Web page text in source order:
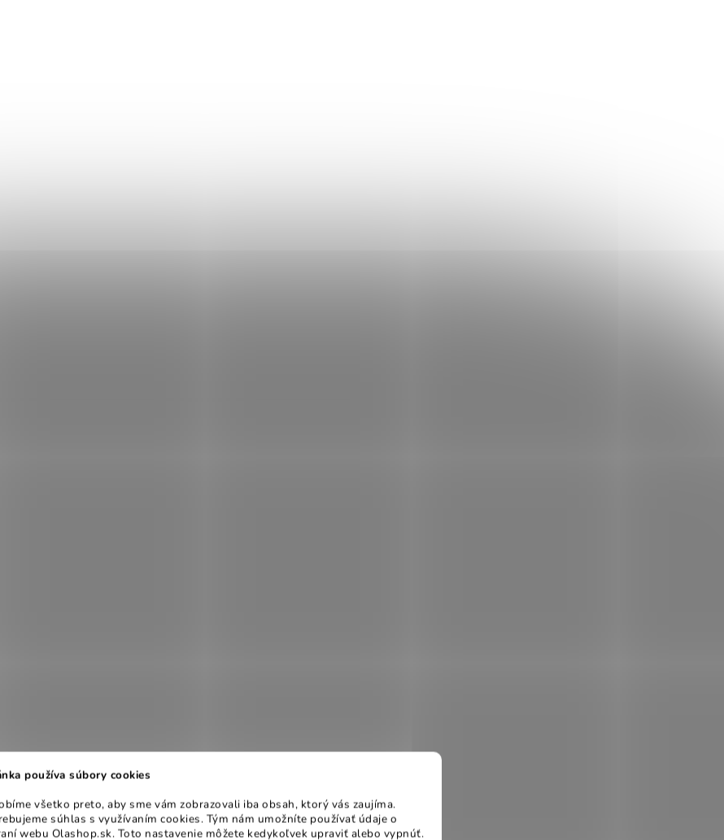
používa súbory cookies
všetko preto, aby sme vám zobrazovali iba obsah, ktorý vás zaujíma.
súhlas s využívaním cookies. Tým nám umožníte používať údaje o
webu Olashop.sk. Toto nastavenie môžete kedykoľvek upraviť alebo vypnúť.